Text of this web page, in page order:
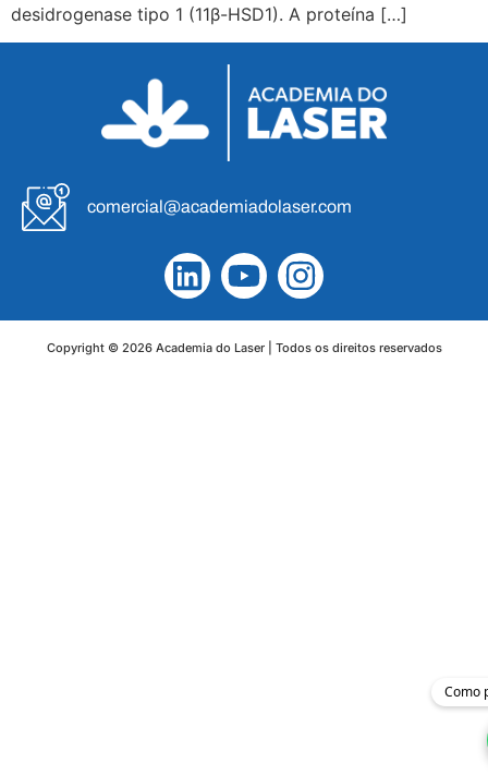
desidrogenase tipo 1 (11β-HSD1). A proteína […]
Como
comercial@academiadolaser.com
Copyright © 2026 Academia do Laser | Todos os direitos reservados